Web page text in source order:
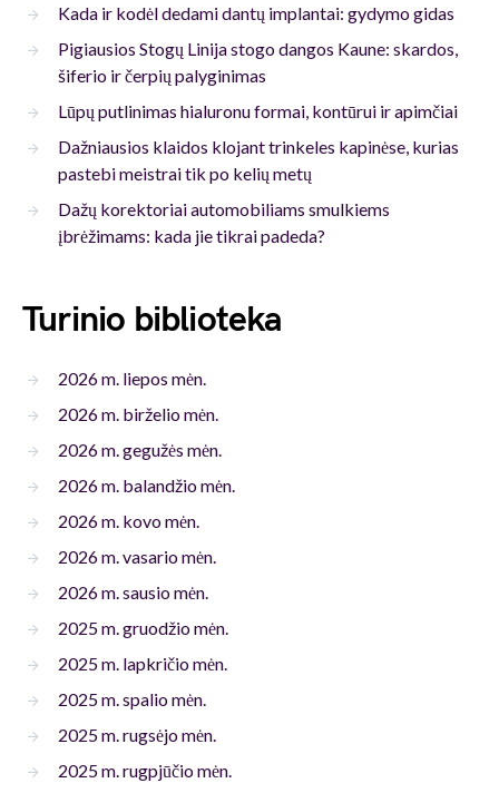
Kada ir kodėl dedami dantų implantai: gydymo gidas
Pigiausios Stogų Linija stogo dangos Kaune: skardos,
šiferio ir čerpių palyginimas
Lūpų putlinimas hialuronu formai, kontūrui ir apimčiai
Dažniausios klaidos klojant trinkeles kapinėse, kurias
pastebi meistrai tik po kelių metų
Dažų korektoriai automobiliams smulkiems
įbrėžimams: kada jie tikrai padeda?
Turinio biblioteka
2026 m. liepos mėn.
2026 m. birželio mėn.
2026 m. gegužės mėn.
2026 m. balandžio mėn.
2026 m. kovo mėn.
2026 m. vasario mėn.
2026 m. sausio mėn.
2025 m. gruodžio mėn.
2025 m. lapkričio mėn.
2025 m. spalio mėn.
2025 m. rugsėjo mėn.
2025 m. rugpjūčio mėn.